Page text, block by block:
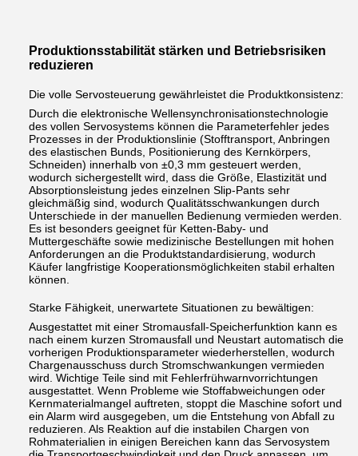
Produktionsstabilität stärken und Betriebsrisiken
reduzieren
Die volle Servosteuerung gewährleistet die Produktkonsistenz:
Durch die elektronische Wellensynchronisationstechnologie
des vollen Servosystems können die Parameterfehler jedes
Prozesses in der Produktionslinie (Stofftransport, Anbringen
des elastischen Bunds, Positionierung des Kernkörpers,
Schneiden) innerhalb von ±0,3 mm gesteuert werden,
wodurch sichergestellt wird, dass die Größe, Elastizität und
Absorptionsleistung jedes einzelnen Slip-Pants sehr
gleichmäßig sind, wodurch Qualitätsschwankungen durch
Unterschiede in der manuellen Bedienung vermieden werden.
Es ist besonders geeignet für Ketten-Baby- und
Muttergeschäfte sowie medizinische Bestellungen mit hohen
Anforderungen an die Produktstandardisierung, wodurch
Käufer langfristige Kooperationsmöglichkeiten stabil erhalten
können.
Starke Fähigkeit, unerwartete Situationen zu bewältigen:
Ausgestattet mit einer Stromausfall-Speicherfunktion kann es
nach einem kurzen Stromausfall und Neustart automatisch die
vorherigen Produktionsparameter wiederherstellen, wodurch
Chargenausschuss durch Stromschwankungen vermieden
wird. Wichtige Teile sind mit Fehlerfrühwarnvorrichtungen
ausgestattet. Wenn Probleme wie Stoffabweichungen oder
Kernmaterialmangel auftreten, stoppt die Maschine sofort und
ein Alarm wird ausgegeben, um die Entstehung von Abfall zu
reduzieren. Als Reaktion auf die instabilen Chargen von
Rohmaterialien in einigen Bereichen kann das Servosystem